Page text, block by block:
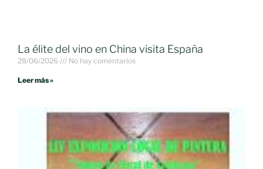
La élite del vino en China visita España
28/06/2026 No hay comentarios
Leer más »